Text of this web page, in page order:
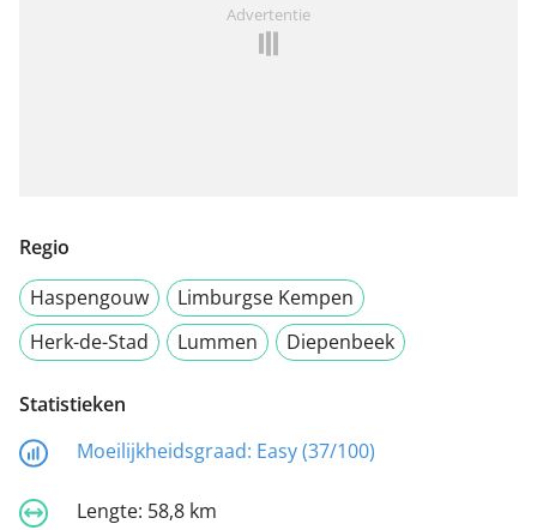
Advertentie
Regio
Haspengouw
Limburgse Kempen
Herk-de-Stad
Lummen Diepenbeek
Statistieken
Moeilijkheidsgraad: Easy (37/100)
Lengte: 58,8 km